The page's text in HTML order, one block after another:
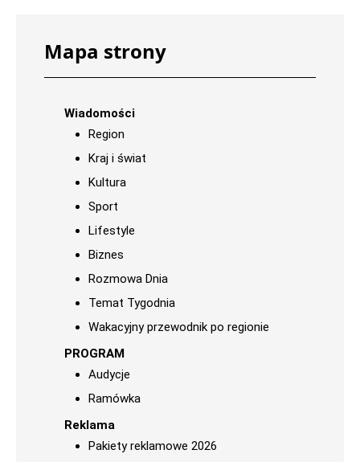
Mapa strony
Wiadomości
Region
Kraj i świat
Kultura
Sport
Lifestyle
Biznes
Rozmowa Dnia
Temat Tygodnia
Wakacyjny przewodnik po regionie
PROGRAM
Audycje
Ramówka
Reklama
Pakiety reklamowe 2026